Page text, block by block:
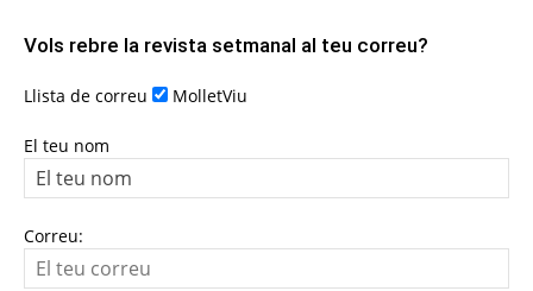
Vols rebre la revista setmanal al teu correu?
Llista de correu MolletViu
El teu nom
Correu: